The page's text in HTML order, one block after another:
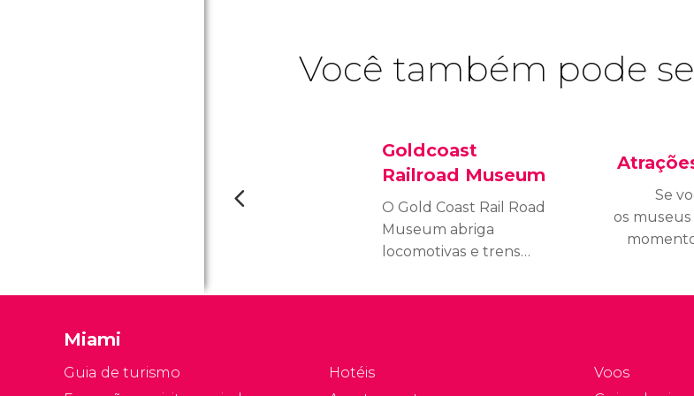
Você também pode
Goldcoast
Railroad Museum
O Gold Coast Rail Road
Museum abriga
locomotivas e trens
dourada da ferrovia,
Se
os museus
Miami
Guia de turismo
Hotéis
Voos